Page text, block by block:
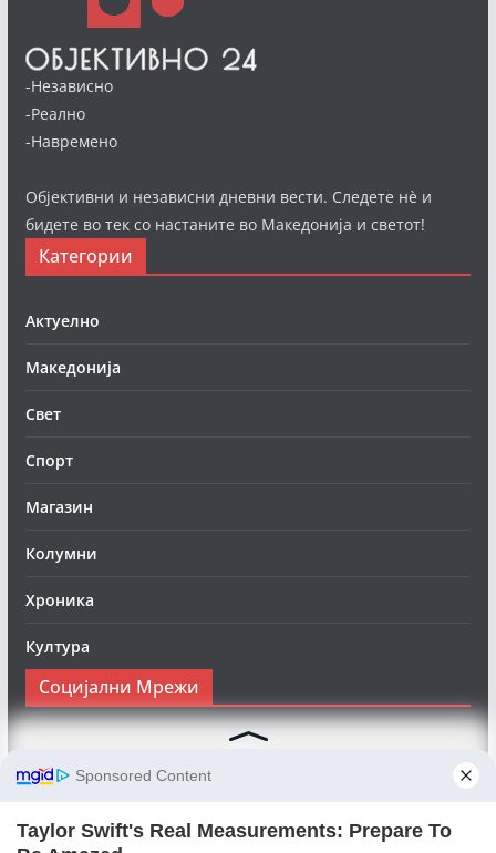
-Независно
-Реално
-Навремено
Објективни и независни дневни вести. Следете нè и
бидете во тек со настаните во Македонија и светот!
Категории
Актуелно
Македонија
Свет
Спорт
Магазин
Колумни
Хроника
Култура
Социјални Мрежи